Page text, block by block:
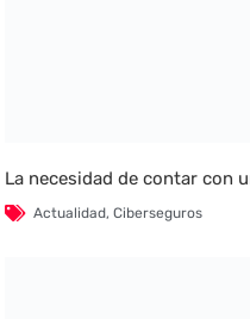
La necesidad de contar con
Actualidad,Ciberseguros